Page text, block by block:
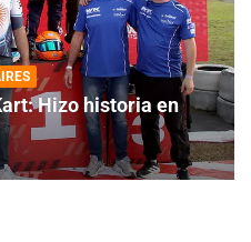
Hizo historia en